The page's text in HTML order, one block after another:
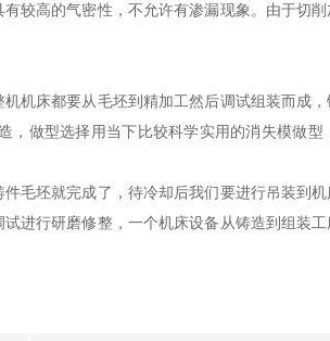
较高的气密性，不允许有渗漏现象。由于切
床都要从毛坯到精加工然后调试组装而成，
做型选择用当下比较科学实用的消失模做
坯就完成了，待冷却后我们要进行吊装到机
进行研磨修整，一个机床设备从铸造到组装